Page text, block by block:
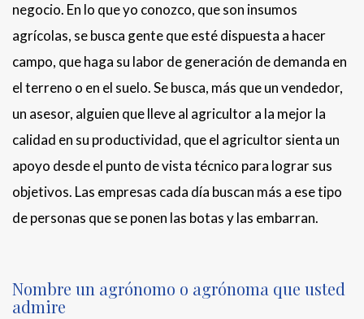
negocio. En lo que yo conozco, que son insumos
agrícolas, se busca gente que esté dispuesta a hacer
campo, que haga su labor de generación de demanda en
el terreno o en el suelo. Se busca, más que un vendedor,
un asesor, alguien que lleve al agricultor a la mejor la
calidad en su productividad, que el agricultor sienta un
apoyo desde el punto de vista técnico para lograr sus
objetivos. Las empresas cada día buscan más a ese tipo
de personas que se ponen las botas y las embarran.
Nombre un agrónomo o agrónoma que usted
admire